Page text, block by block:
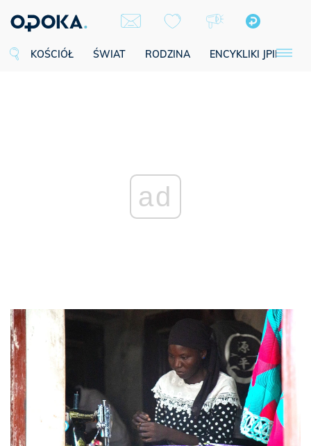
KOŚCIÓŁ ŚWIAT RODZINA ENCYKLIKI JPII
ad